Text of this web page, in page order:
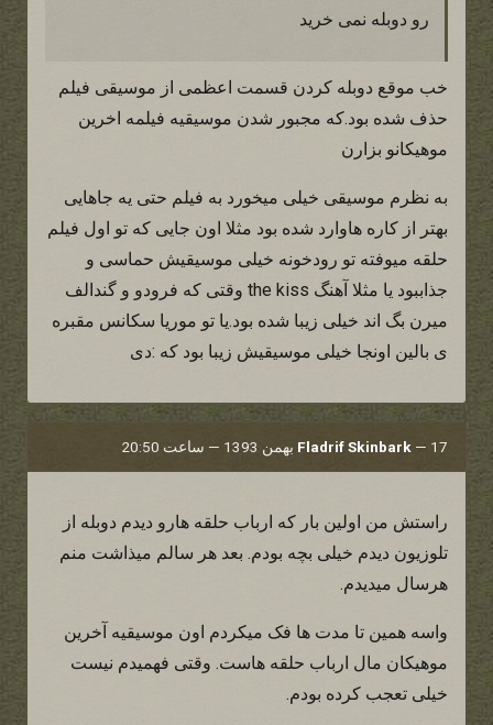
رو دوبله نمی خرید
خب موقع دوبله کردن قسمت اعظمی از موسیقی فیلم
حذف شده بود.که مجبور شدن موسیقیه فیلمه اخرین
موهیکانو بزارن
به نظرم موسیقی خیلی میخورد به فیلم حتی یه جاهایی
بهتر از کاره هاوارد شده بود مثلا اون جایی که تو اول فیلم
حلقه میوفته تو رودخونه خیلی موسیقیش حماسی و
جذاببود یا مثلا آهنگ the kiss وقتی که فرودو و گندالف
میرن بگ اند خیلی زیبا شده بود.یا تو موریا سکانس مقبره
ی بالین اونجا خیلی موسیقیش زیبا بود که :دی
Fladrif Skinbark — 17 بهمن 1393 — ساعت 20:50
راستش من اولین بار که ارباب حلقه هارو دیدم دوبله از
تلوزیون دیدم خیلی بچه بودم. بعد هر سالم میذاشت منم
هرسال میدیدم.
واسه همین تا مدت ها فک میکردم اون موسیقیه آخرین
موهیکان مال ارباب حلقه هاست. وقتی فهمیدم نیست
خیلی تعجب کرده بودم.